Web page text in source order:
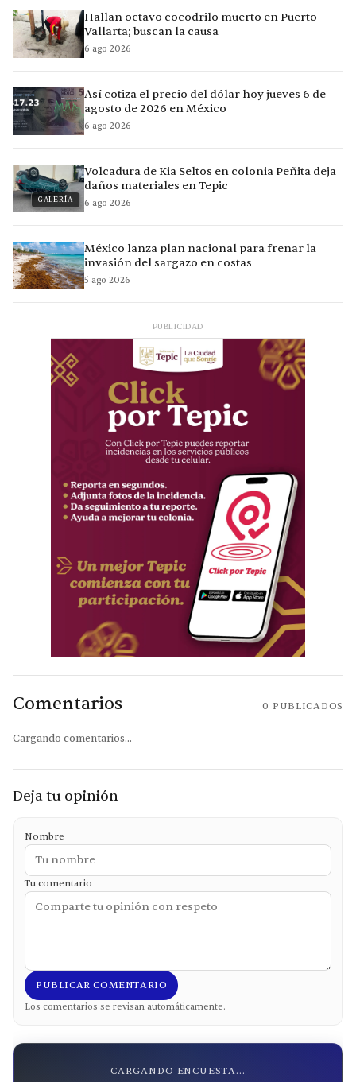
Hallan octavo cocodrilo muerto en Puerto
Vallarta; buscan la causa
6 ago 2026
Así cotiza el precio del dólar hoy jueves 6 de
agosto de 2026 en México
6 ago 2026
GALERÍA
Volcadura de Kia Seltos en colonia Peñita deja
daños materiales en Tepic
6 ago 2026
México lanza plan nacional para frenar la
invasión del sargazo en costas
5 ago 2026
PUBLICIDAD
Comentarios 0 PUBLICADOS
Cargando comentarios...
Deja tu opinión
Nombre
Tu comentario
PUBLICAR COMENTARIO
Los comentarios se revisan automáticamente.
CARGANDO ENCUESTA...